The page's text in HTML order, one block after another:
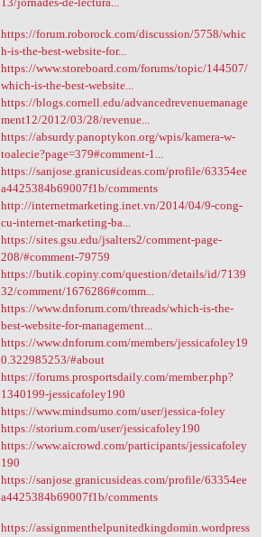
https://forum.roborock.com/discussion/5758/whic
h-is-the-best-website-for...
https://www.storeboard.com/forums/topic/144507/
which-is-the-best-website...
https://blogs.cornell.edu/advancedrevenuemanage
ment12/2012/03/28/revenue...
https://absurdy.panoptykon.org/wpis/kamera-w-
toalecie?page=379#comment-1...
https://sanjose.granicusideas.com/profile/63354ee
a4425384b69007f1b/comments
http://internetmarketing.inet.vn/2014/04/9-cong-
cu-internet-marketing-ba...
https://sites.gsu.edu/jsalters2/comment-page-
208/#comment-79759
https://butik.copiny.com/question/details/id/7139
32/comment/1676286#comm...
https://www.dnforum.com/threads/which-is-the-
best-website-for-management...
https://www.dnforum.com/members/jessicafoley19
0.322985253/#about
https://forums.prosportsdaily.com/member.php?
1340199-jessicafoley190
https://www.mindsumo.com/user/jessica-foley
https://storium.com/user/jessicafoley190
https://www.aicrowd.com/participants/jessicafoley
190
https://sanjose.granicusideas.com/profile/63354ee
a4425384b69007f1b/comments
https://assignmenthelpunitedkingdomin.wordpress